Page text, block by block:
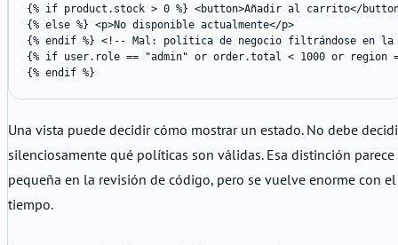
{% if product.stock > 0 %} <button>Añadir al carrito</
{% else %} <p>No disponible actualmente</p>
{% endif %} <!-- Mal: política de negocio filtrándose en
{% if user.role == "admin" or order.total < 1000 or region ==
{% endif %}
Una vista puede decidir cómo mostrar un estado. No debe
silenciosamente qué políticas son válidas. Esa distinción parece
pequeña en la revisión de código, pero se vuelve enorme con el
tiempo.